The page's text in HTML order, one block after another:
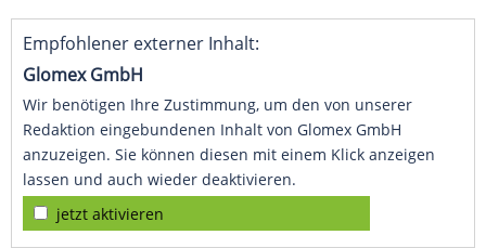
Empfohlener externer Inhalt:
Glomex GmbH
Wir benötigen Ihre Zustimmung, um den von unserer
Redaktion eingebundenen Inhalt von Glomex GmbH
anzuzeigen. Sie können diesen mit einem Klick anzeigen
lassen und auch wieder deaktivieren.
jetzt aktivieren